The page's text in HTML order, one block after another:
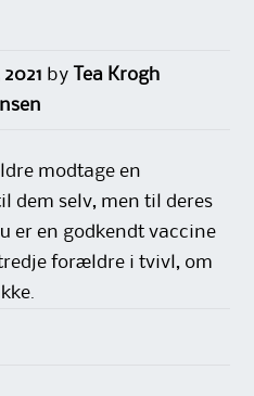
by
Tea Krogh
modtage en
dem selv, men til deres
er en godkendt vaccine
forældre i tvivl, om